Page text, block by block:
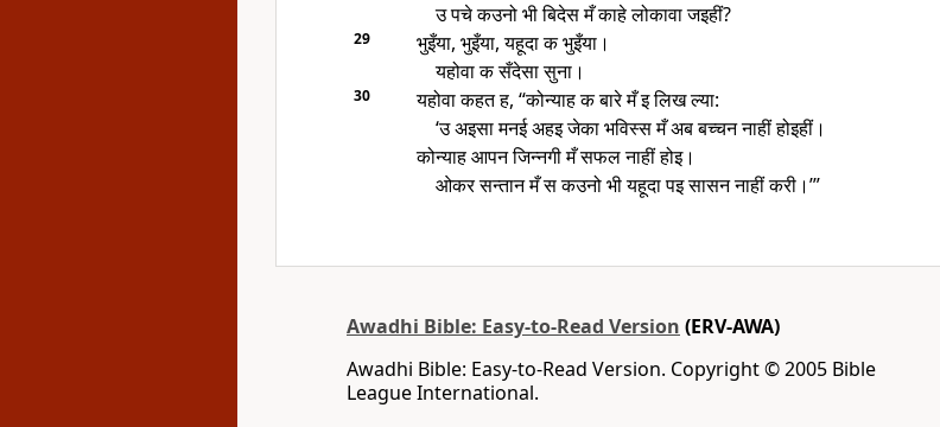
उ पचे कउनो भी बिदेस मँ काहे लोकावा जइहीं?
29
भुइँया, भुइँया, यहूदा क भुइँया।
यहोवा क सँदेसा सुना।
30
यहोवा कहत ह, “कोन्याह क बारे मँ इ लिख ल्या:
‘उ अइसा मनई अहइ जेका भविस्स मँ अब बच्चन नाहीं होइहीं।
कोन्याह आपन जिन्नगी मँ सफल नाहीं होइ।
ओकर सन्तान मँ स कउनो भी यहूदा पइ सासन नाहीं करी।’”
Awadhi Bible: Easy-to-Read Version (ERV-AWA)
Awadhi Bible: Easy-to-Read Version. Copyright © 2005 Bible
League International.